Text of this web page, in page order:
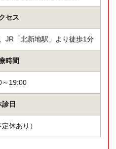
セス
JR「北新地駅」より徒歩1分
時間
～19:00
診日
休あり）